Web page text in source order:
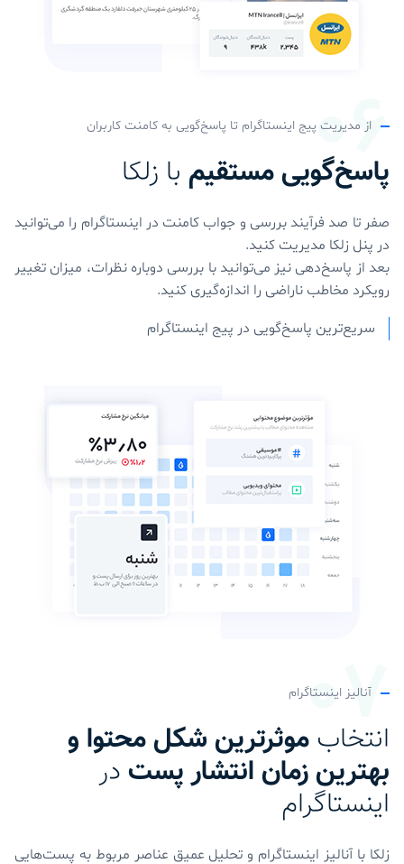
از مدیریت پیج اینستاگرام تا پاسخ‌گویی به کامنت‌ کاربران
پاسخ‌گویی مستقیم با زلکا
صفر تا صد فرآیند بررسی و جواب کامنت در اینستاگرام را می‌توانید
در پنل زلکا مدیریت کنید.
بعد از پاسخ‌دهی نیز می‌توانید با بررسی دوباره نظرات، میزان تغییر
رویکرد مخاطب ناراضی را اندازه‌گیری کنید.
سریع‌ترین پاسخ‌گویی در پیج اینستاگرام‌
آنالیز اینستاگرام
انتخاب موثرترین شکل محتوا و
بهترین زمان انتشار پستدر
اینستاگرام
زلکا با آنالیز اینستاگرام و تحلیل عمیق عناصر مربوط به پست‌هایی